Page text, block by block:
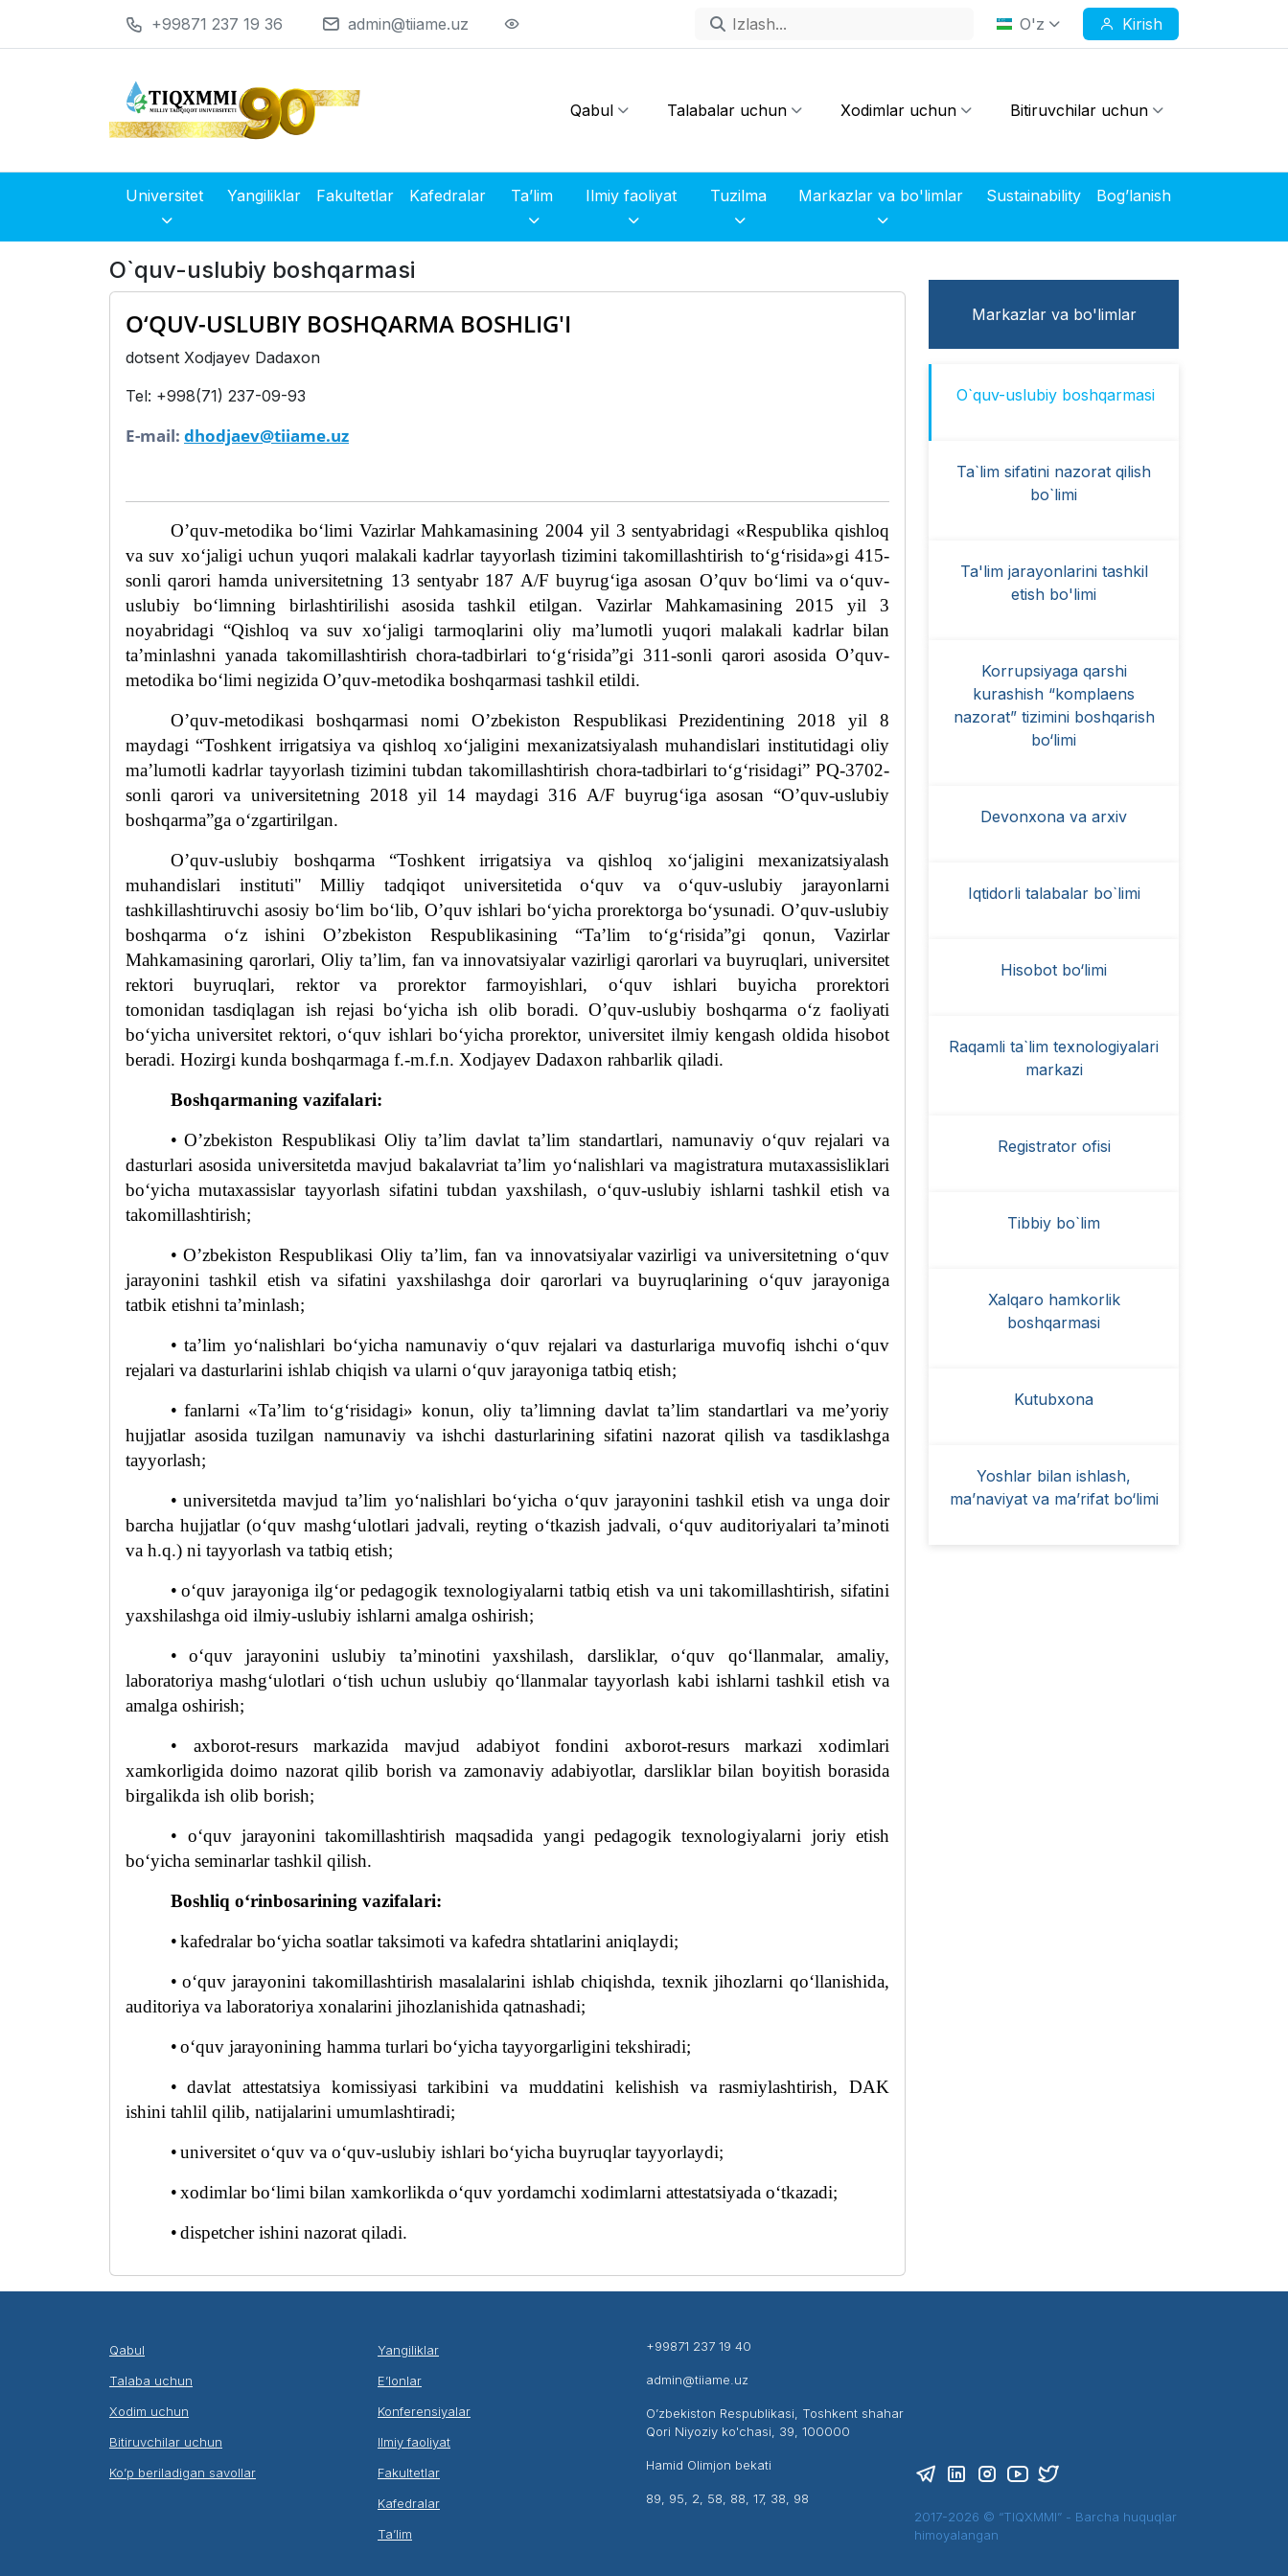
+99871 237 19 36 admin@tiiame.uz O'z Kirish
Qabul Talabalar uchun Xodimlar uchun Bitiruvchilar uchun
Yangiliklar Fakultetlar Kafedralar Ta’lim Tuzilma Markazlar va bo'limlar Sustainability Bog’lanish
O`quv-uslubiy boshqarmasi
O‘QUV-USLUBIY BOSHQARMA BOSHLIG'I
dotsent Xodjayev Dadaxon
Tel: +998(71) 237-09-93
E-mail: dhodjaev@tiiame.uz
O’quv-metodika bo‘limi Vazirlar Mahkamasining 2004 yil 3 sentyabridagi «Respublika qishloq
va suv xo‘jaligi uchun yuqori malakali kadrlar tayyorlash tizimini takomillashtirish to‘g‘risida»gi 415-
sonli qarori hamdauniversitetning 13 sentyabr 187 A/F buyrug‘iga asosan O’quv bo‘limi va o‘quv-
uslubiy bo‘limning birlashtirilishi asosida tashkil etilgan. Vazirlar Mahkamasining 2015 yil 3
noyabridagi “Qishloq va suv xo‘jaligi tarmoqlarini oliy ma’lumotli yuqori malakali kadrlar bilan
ta’minlashni yanada takomillashtirish chora-tadbirlari to‘g‘risida”gi 311-sonli qarori asosida O’quv-
metodika bo‘limi negizida O’quv-metodika boshqarmasi tashkil etildi.
O’quv-metodikasi boshqarmasi nomi O’zbekiston Respublikasi Prezidentining 2018 yil 8
maydagi “Toshkent irrigatsiya va qishloq xo‘jaligini mexanizatsiyalash muhandislari institutidagi oliy
ma’lumotli kadrlar tayyorlash tizimini tubdan takomillashtirish chora-tadbirlari to‘g‘risidagi” PQ-3702-
sonli qarori va universitetning 2018 yil 14 maydagi 316 A/F buyrug‘iga asosan “O’quv-uslubiy
boshqarma”ga o‘zgartirilgan.
O’quv-uslubiy boshqarma “Toshkent irrigatsiya va qishloq xo‘jaligini mexanizatsiyalash
muhandislari instituti" Milliy tadqiqot universitetida o‘quv va o‘quv-uslubiy jarayonlarni
tashkillashtiruvchi asosiy bo‘lim bo‘lib, O’quv ishlari bo‘yicha prorektorga bo‘ysunadi. O’quv-uslubiy
boshqarma o‘z ishini O’zbekiston Respublikasining “Ta’lim to‘g‘risida”gi qonun, Vazirlar
Mahkamasining qarorlari, Oliyta’lim, fan va innovatsiyalarvazirligi qarorlari va buyruqlari, universitet
rektori buyruqlari, rektor va prorektor farmoyishlari, o‘quv ishlari buyicha prorektori
tomonidan tasdiqlagan ish rejasi bo‘yicha ish olib boradi. O’quv-uslubiy boshqarma o‘z faoliyati
bo‘yicha universitet rektori, o‘quv ishlari bo‘yicha prorektor, universitet ilmiy kengash oldida hisobot
beradi. Hozirgi kunda boshqarmaga f.-m.f.n. Xodjayev Dadaxon rahbarlik qiladi.
Boshqarmaning vazifalari:
• O’zbekiston Respublikasi Oliy ta’lim davlat ta’lim standartlari, namunaviy o‘quv rejalari va
dasturlari asosida universitetda mavjud bakalavriat ta’lim yo‘nalishlari va magistratura mutaxassisliklari
bo‘yicha mutaxassislar tayyorlash sifatini tubdan yaxshilash, o‘quv-uslubiy ishlarni tashkil etish va
takomillashtirish;
• O’zbekiston Respublikasi Oliy ta’lim, fan va innovatsiyalar vazirligi va universitetning o‘quv
jarayonini tashkil etish va sifatini yaxshilashga doir qarorlari va buyruqlarining o‘quv jarayoniga
tatbik etishni ta’minlash;
• ta’lim yo‘nalishlari bo‘yicha namunaviy o‘quv rejalari va dasturlariga muvofiq ishchi o‘quv
rejalari va dasturlarini ishlab chiqish va ularni o‘quv jarayoniga tatbiq etish;
• fanlarni «Ta’lim to‘g‘risidagi» konun, oliy ta’limning davlat ta’lim standartlari va me’yoriy
hujjatlar asosida tuzilgan namunaviy va ishchi dasturlarining sifatini nazorat qilish va tasdiklashga
tayyorlash;
• universitetda mavjud ta’lim yo‘nalishlari bo‘yicha o‘quv jarayonini tashkil etish va unga doir
barcha hujjatlar (o‘quv mashg‘ulotlari jadvali, reyting o‘tkazish jadvali, o‘quv auditoriyalari ta’minoti
va h.q.) ni tayyorlash va tatbiq etish;
• o‘quv jarayoniga ilg‘or pedagogik texnologiyalarni tatbiqetish va uni takomillashtirish, sifatini
yaxshilashga oid ilmiy-uslubiy ishlarni amalga oshirish;
•
o‘quv jarayonini uslubiy ta’minotini yaxshilash, darsliklar, o‘quv qo‘llanmalar, amaliy,
laboratoriya mashg‘ulotlari o‘tish uchun uslubiy qo‘llanmalar tayyorlash kabi ishlarni tashkil etish va
amalga oshirish;
• axborot-resurs markazida mavjud adabiyot fondini axborot-resurs markazi xodimlari
xamkorligida doimo nazorat qilib borish va zamonaviy adabiyotlar, darsliklar bilan boyitish borasida
birgalikda ish olib borish;
• o‘quv jarayonini takomillashtirish maqsadida yangi pedagogik texnologiyalarni joriy etish
bo‘yicha seminarlar tashkil qilish.
Boshliq o‘rinbosarining vazifalari:
•kafedralar bo‘yicha soatlar taksimoti va kafedra shtatlarini aniqlaydi;
• o‘quv jarayonini takomillashtirish masalalarini ishlab chiqishda, texnik jihozlarni qo‘llanishida,
auditoriya va laboratoriya xonalarini jihozlanishida qatnashadi;
•o‘quv jarayonining hamma turlari bo‘yicha tayyorgarligini tekshiradi;
• davlat attestatsiya komissiyasi tarkibini va muddatini kelishish va rasmiylashtirish, DAK
ishini tahlil qilib, natijalarini umumlashtiradi;
•universitet o‘quv va o‘quv-uslubiy ishlari bo‘yicha buyruqlar tayyorlaydi;
•xodimlarbo‘limibilan xamkorlikda o‘quv yordamchi xodimlarni attestatsiyada o‘tkazadi;
•dispetcher ishini nazorat qiladi.
Markazlar va bo'limlar
O`quv-uslubiy boshqarmasi
Ta`lim sifatini nazorat qilish
bo`limi
Ta'lim jarayonlarini tashkil
etish bo'limi
Korrupsiyaga qarshi
kurashish “komplaens
nazorat” tizimini boshqarish
bo‘limi
Devonxona va arxiv
Iqtidorli talabalar bo`limi
Hisobot bo‘limi
Raqamli ta`lim texnologiyalari
markazi
Registrator ofisi
Tibbiy bo`lim
Xalqaro hamkorlik
boshqarmasi
Kutubxona
Yoshlar bilan ishlash,
ma’naviyat va ma’rifat bo‘limi
Qabul
Talaba uchun
Xodim uchun
Bitiruvchilar uchun
Ko’p beriladigan savollar
Yangiliklar
E’lonlar
Konferensiyalar
Ilmiy faoliyat
Fakultetlar
Kafedralar
Ta’lim
+99871 237 19 40
admin@tiiame.uz
O’zbekiston Respublikasi, Toshkent shahar
Qori Niyoziy ko'chasi, 39, 100000
Hamid Olimjon bekati
89, 95, 2, 58, 88, 17, 38, 98
2017-2026 © “TIQXMMI” - Barcha huquqlar
himoyalangan